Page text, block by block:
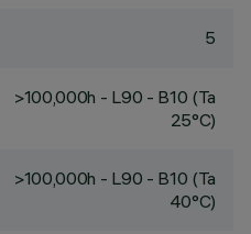
5
>100,000h - L90 - B10 (Ta
25°C)
>100,000h - L90 - B10 (Ta
40°C)